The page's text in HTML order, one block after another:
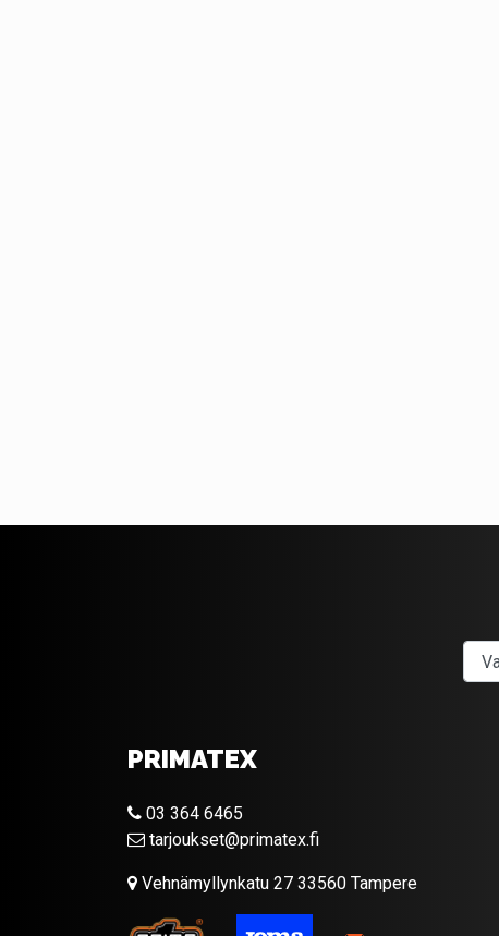
PRIMATEX
03 364 6465
tarjoukset@primatex.fi
Vehnämyllynkatu 27 33560 Tampere